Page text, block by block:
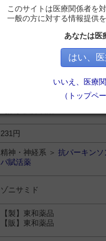
231円
抗パーキン
231円
精神・神経系 ＞ 抗パーキンソ
パ賦活薬
ゾニサミド
【製】東和薬品
【販】東和薬品
このサイトは医療関係者を
一般の方に対する情報提供
あなたは医
はい、
いいえ、医療
（トップペ